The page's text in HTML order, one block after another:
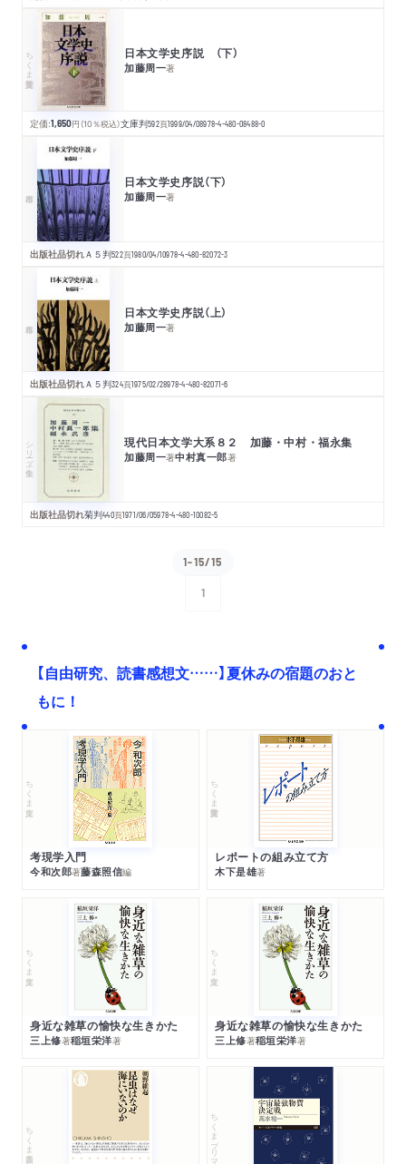
ちくま学芸文庫 日本文学史序説 （下）
加藤周一著
定価:1,650円 （10％税込）文庫判592頁1999/04/08978-4-480-08488-0
日本文学史序説（下）
加藤周一著
出版社品切れＡ５判522頁1980/04/10978-4-480-82072-3
日本文学史序説（上）
加藤周一著
出版社品切れＡ５判324頁1975/02/28978-4-480-82071-6
シリーズ・全集 現代日本文学大系８２ 加藤・中村・福永集
加藤周一著中村真一郎著
出版社品切れ菊判440頁1971/06/05978-4-480-10082-5
1-15/15
1
【自由研究、読書感想文……】夏休みの宿題のおと
もに！
ちくま文庫
考現学入門
今和次郎著藤森照信編
ちくま学芸文庫
レポートの組み立て方
木下是雄著
ちくま文庫
身近な雑草の愉快な生きかた
三上修著稲垣栄洋著
ちくま文庫
身近な雑草の愉快な生きかた
三上修著稲垣栄洋著
ちくま新書 ちくまプリマー新書